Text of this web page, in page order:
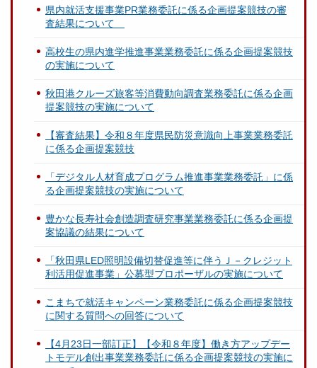
県内就活支援事業PR業務委託に係る企画提案競技の審
査結果について
高校生の県内進学推進事業業務委託に係る企画提案競技
の実施について
秋田港クルーズ旅客等消費動向調査業務委託に係る企画
提案競技の実施について
【審査結果】令和８年度県民防災意識向上事業業務委託
に係る企画提案競技
「デジタル人材育成プログラム推進事業業務委託」に係
る企画提案競技の実施について
豊かな長寿社会創造調査研究事業業務委託に係る企画提
案協議の結果について
「秋田県LED照明設備切替促進等に伴うＪ－クレジット
利活用促進事業」公募型プロポーザルの実施について
こまちで就活キャンペーン業務委託に係る企画提案競技
に関する質問への回答について
【4月23日一部訂正】【令和８年度】働き方アップデー
トモデル創出事業業務委託に係る企画提案競技の実施に